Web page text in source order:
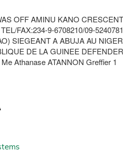
OFF AMINU KANO
FAX:234-9-6708210/09-
SIEGEANT A ABUJA AU
DE LA GUINEE
Athanase ATANNON Greffier 1